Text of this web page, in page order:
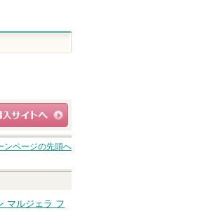
ッピングサイト
へ
ンページの先頭へ
マルジェラ フ